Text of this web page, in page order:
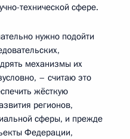
технической сфере.
нужно подойти
механизмы их
– считаю это
жёсткую
регионов,
сферы, и прежде
Федерации,